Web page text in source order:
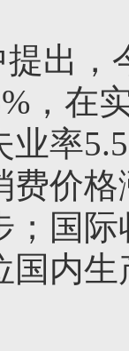
出，
，在
率
费价
；国
国内